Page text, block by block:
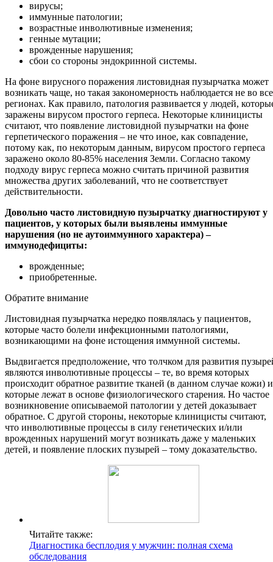
вирусы;
иммунные патологии;
возрастные инволютивные изменения;
генные мутации;
врожденные нарушения;
сбои со стороны эндокринной системы.
На фоне вирусного поражения листовидная пузырчатка может
возникать чаще, но такая закономерность наблюдается не во
регионах. Как правило, патология развивается у людей,
заражены вирусом простого герпеса. Некоторые клиницисты
считают, что появление листовидной пузырчатки на фоне
герпетического поражения – не что иное, как совпадение,
потому как, по некоторым данным, вирусом простого герпеса
заражено около 80-85% населения Земли. Согласно такому
подходу вирус герпеса можно считать причиной развития
множества других заболеваний, что не соответствует
действительности.
Довольно часто листовидную пузырчатку диагностируют у
пациентов, у которых были выявлены иммунные
нарушения (но не аутоиммунного характера) –
иммунодефициты:
врожденные;
приобретенные.
Обратите внимание
Листовидная пузырчатка нередко появлялась у пациентов,
которые часто болели инфекционными патологиями,
возникающими на фоне истощения иммунной системы.
Выдвигается предположение, что толчком для развития
являются инволютивные процессы – те, во время которых
происходит обратное развитие тканей (в данном случае кожи) и
которые лежат в основе физиологического старения. Но частое
возникновение описываемой патологии у детей доказывает
обратное. С другой стороны, некоторые клиницисты считают,
что инволютивные процессы в силу генетических и/или
врожденных нарушений могут возникать даже у маленьких
детей, и появление плоских пузырей – тому доказательство.
Читайте также:
Диагностика бесплодия у мужчин: полная схема
обследования